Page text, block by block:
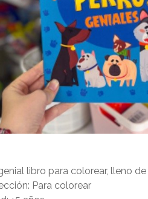
libro para colorear, lleno
Para colorear